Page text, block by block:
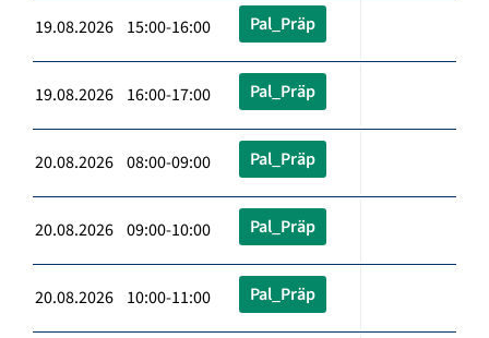
19.08.2026 15:00-16:00 Pal_Präp
19.08.2026 16:00-17:00 Pal_Präp
20.08.2026 08:00-09:00 Pal_Präp
20.08.2026 09:00-10:00 Pal_Präp
20.08.2026 10:00-11:00 Pal_Präp